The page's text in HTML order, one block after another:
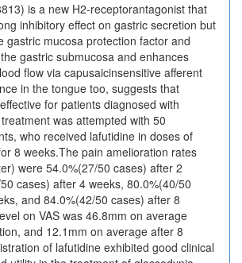
is a new H2-receptorantagonist that
inhibitory effect on gastric secretion but
gastric mucosa protection factor and
gastric submucosa and enhances
flow via capusaicinsensitive afferent
in the tongue too, suggests that
for patients diagnosed with
was attempted with 50
who received lafutidine in doses of
8 weeks.The pain amelioration rates
were 54.0%(27/50 cases) after 2
cases) after 4 weeks, 80.0%(40/50
and 84.0%(42/50 cases) after 8
on VAS was 46.8mm on average
and 12.1mm on average after 8
of lafutidine exhibited good clinical